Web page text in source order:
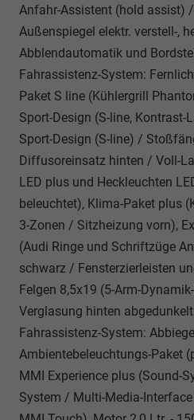
Anfahr-Assistent (hold assist)
Außenspiegel elektr. verstell-,
Abblendautomatik und
Fahrassistenz-System:
Paket S line (Kühlergrill
Sport-Design (S-line,
Sport-Design (S-line) /
Diffusoreinsatz hinten / Voll-
LED plus und Heckleuchten
beleuchtet), Klima-Paket plus
3-Zonen / Sitzheizung vorn),
(Audi Ringe und Schriftzüge
schwarz / Fensterzierleisten
Felgen 8,5x19 (5-Arm-
Verglasung hinten
Fahrassistenz-System:
Ambientebeleuchtungs-Paket
MMI Experience plus (Sound-
System / Multi-Media-